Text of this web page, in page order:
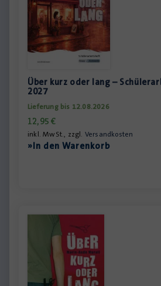
Über kurz oder lang –
2027
Lieferung bis 12.08.2026
12,95€
inkl. MwSt., zzgl. Versandkosten
»In den Warenkorb